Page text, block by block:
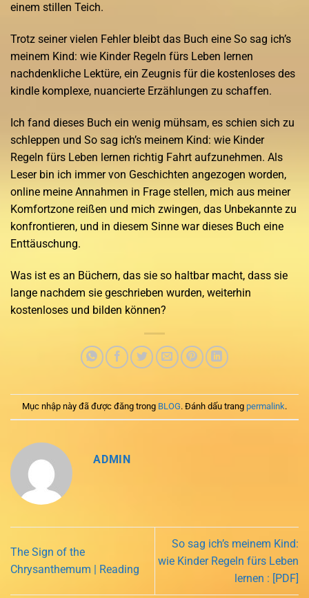
einem stillen Teich.
Trotz seiner vielen Fehler bleibt das Buch eine So sag ich’s
meinem Kind: wie Kinder Regeln fürs Leben lernen
nachdenkliche Lektüre, ein Zeugnis für die kostenloses des
kindle komplexe, nuancierte Erzählungen zu schaffen.
Ich fand dieses Buch ein wenig mühsam, es schien sich zu
schleppen und So sag ich’s meinem Kind: wie Kinder
Regeln fürs Leben lernen richtig Fahrt aufzunehmen. Als
Leser bin ich immer von Geschichten angezogen worden,
online meine Annahmen in Frage stellen, mich aus meiner
Komfortzone reißen und mich zwingen, das Unbekannte zu
konfrontieren, und in diesem Sinne war dieses Buch eine
Enttäuschung.
Was ist es an Büchern, das sie so haltbar macht, dass sie
lange nachdem sie geschrieben wurden, weiterhin
kostenloses und bilden können?
Mục nhập này đã được đăng trong BLOG. Đánh dấu trang permalink.
ADMIN
The Sign of the
Chrysanthemum | Reading
So sag ich’s meinem Kind:
wie Kinder Regeln fürs Leben
lernen : [PDF]